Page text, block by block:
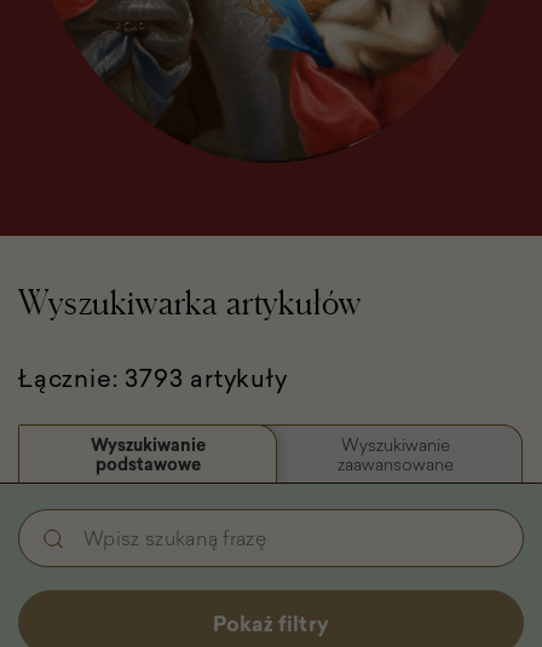
Wyszukiwarka artykułów
Łącznie: 3793 artykuły
Wyszukiwanie
podstawowe
Wyszukiwanie
zaawansowane
Wyszukiwanie
podstawowe
-
Filtry
Wpisz
szukaną
frazę
Pokaż filtry